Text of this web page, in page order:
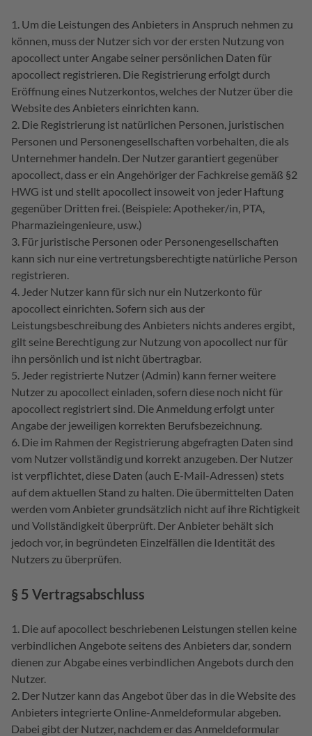
Um die Leistungen des Anbieters in Anspruch nehmen zu
können, muss der Nutzer sich vor der ersten Nutzung von
apocollect unter Angabe seiner persönlichen Daten für
apocollect registrieren. Die Registrierung erfolgt durch
Eröffnung eines Nutzerkontos, welches der Nutzer über die
Website des Anbieters einrichten kann.
Die Registrierung ist natürlichen Personen, juristischen
Personen und Personengesellschaften vorbehalten, die als
Unternehmer handeln. Der Nutzer garantiert gegenüber
apocollect, dass er ein Angehöriger der Fachkreise gemäß §2
HWG ist und stellt apocollect insoweit von jeder Haftung
gegenüber Dritten frei. (Beispiele: Apotheker/in, PTA,
Pharmazieingenieure, usw.)
Für juristische Personen oder Personengesellschaften
kann sich nur eine vertretungsberechtigte natürliche Person
registrieren.
Jeder Nutzer kann für sich nur ein Nutzerkonto für
apocollect einrichten. Sofern sich aus der
Leistungsbeschreibung des Anbieters nichts anderes ergibt,
gilt seine Berechtigung zur Nutzung von apocollect nur für
ihn persönlich und ist nicht übertragbar.
Jeder registrierte Nutzer (Admin) kann ferner weitere
Nutzer zu apocollect einladen, sofern diese noch nicht für
apocollect registriert sind. Die Anmeldung erfolgt unter
Angabe der jeweiligen korrekten Berufsbezeichnung.
Die im Rahmen der Registrierung abgefragten Daten sind
vom Nutzer vollständig und korrekt anzugeben. Der Nutzer
ist verpflichtet, diese Daten (auch E-Mail-Adressen) stets
auf dem aktuellen Stand zu halten. Die übermittelten Daten
werden vom Anbieter grundsätzlich nicht auf ihre Richtigkeit
und Vollständigkeit überprüft. Der Anbieter behält sich
jedoch vor, in begründeten Einzelfällen die Identität des
Nutzers zu überprüfen.
§ 5 Vertragsabschluss
Die auf apocollect beschriebenen Leistungen stellen keine
verbindlichen Angebote seitens des Anbieters dar, sondern
dienen zur Abgabe eines verbindlichen Angebots durch den
Nutzer.
Der Nutzer kann das Angebot über das in die Website des
Anbieters integrierte Online-Anmeldeformular abgeben.
Dabei gibt der Nutzer, nachdem er das Anmeldeformular